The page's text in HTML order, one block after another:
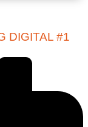
DIGITAL #1